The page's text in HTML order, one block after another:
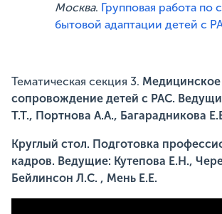
Москва. Групповая работа по
бытовой адаптации детей с
Тематическая секция 3. Медицинское
сопровождение детей с РАС.
Т.Т., Портнова А.А., Багарадникова
Круглый стол. Подготовка
кадров. Ведущие: Кутепова Е.Н.,
Бейлинсон Л.С. , Мень Е.Е.